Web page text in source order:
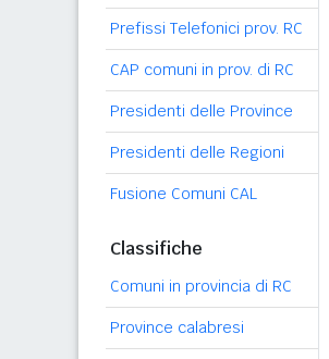
Prefissi Telefonici prov. RC
CAP comuni in prov. di RC
Presidenti delle Province
Presidenti delle Regioni
Fusione Comuni CAL
Classifiche
Comuni in provincia di RC
Province calabresi